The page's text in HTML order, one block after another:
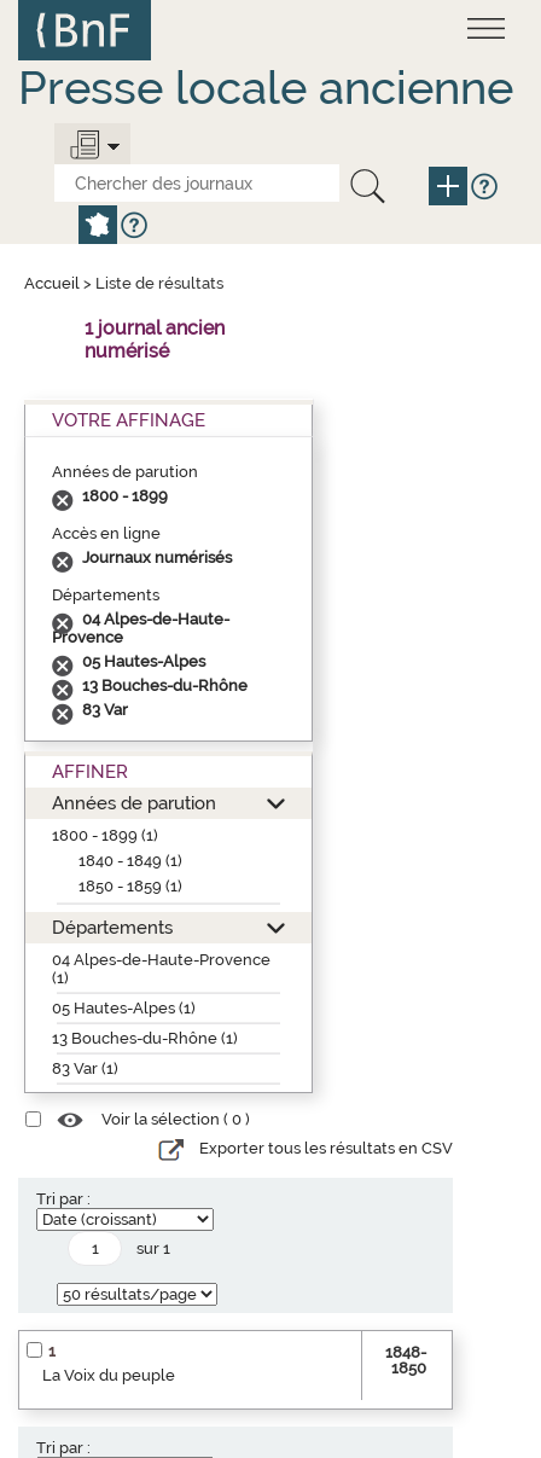
contenu
principal
Presse locale ancienne
Accueil > Liste de résultats
1 journal ancien
numérisé
VOTRE AFFINAGE
Années de parution
1800 - 1899
Accès en ligne
Journaux numérisés
Départements
04 Alpes-de-Haute-
Provence
05 Hautes-Alpes
13 Bouches-du-Rhône
83 Var
AFFINER
Années de parution
1800 - 1899 (1)
1840 - 1849 (1)
1850 - 1859 (1)
Départements
04 Alpes-de-Haute-Provence
(1)
05 Hautes-Alpes (1)
13 Bouches-du-Rhône (1)
83 Var (1)
Voir la sélection ( 0 )
Exporter tous les résultats en CSV
Tri par :
sur 1
1
La Voix du peuple
1848-
1850
Tri par :
Panneau de gestion des cookies